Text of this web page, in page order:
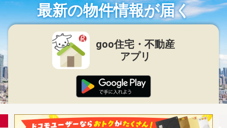
最新の物件情報が届く
goo住宅・不動産
アプリ